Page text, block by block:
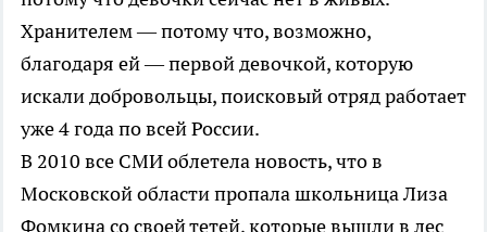
Хранителем — потому что, возможно,
благодаря ей — первой девочкой, которую
искали добровольцы, поисковый отряд работает
уже 4 года по всей России.
В 2010 все СМИ облетела новость, что в
Московской области пропала школьница Лиза
Фомкина со своей тетей, которые вышли в лес